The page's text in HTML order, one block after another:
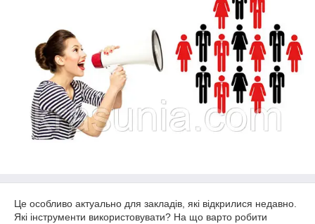
Це особливо актуально для закладів, які відкрилися недавно.
Які інструменти використовувати? На що варто робити